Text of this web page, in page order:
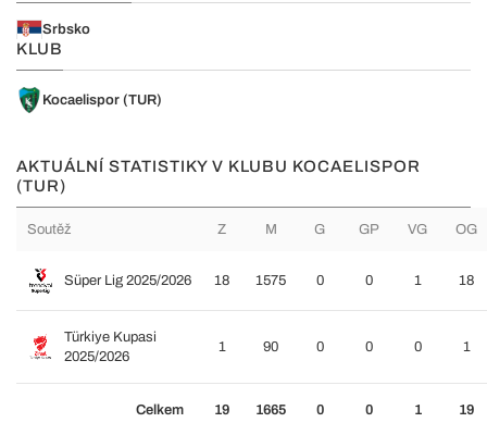
Srbsko
KLUB
Kocaelispor (TUR)
AKTUÁLNÍ STATISTIKY V KLUBU KOCAELISPOR
(TUR)
Soutěž Z M G GP VG OG
Süper Lig 2025/2026 18 1575 0 0 1 18
Türkiye Kupasi
2025/2026
1 90 0 0 0 1
Celkem 19 1665 0 0 1 19